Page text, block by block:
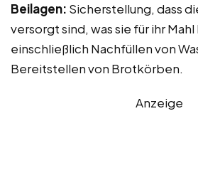
Beilagen: Sicherstellung, dass
versorgt sind, was sie für ihr
einschließlich Nachfüllen von
Bereitstellen von Brotkörben.
Anzeige